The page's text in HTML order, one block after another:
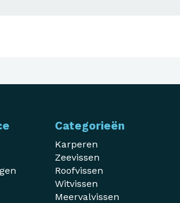
Categorieën
Karperen
Zeevissen
Roofvissen
Witvissen
Meervalvissen